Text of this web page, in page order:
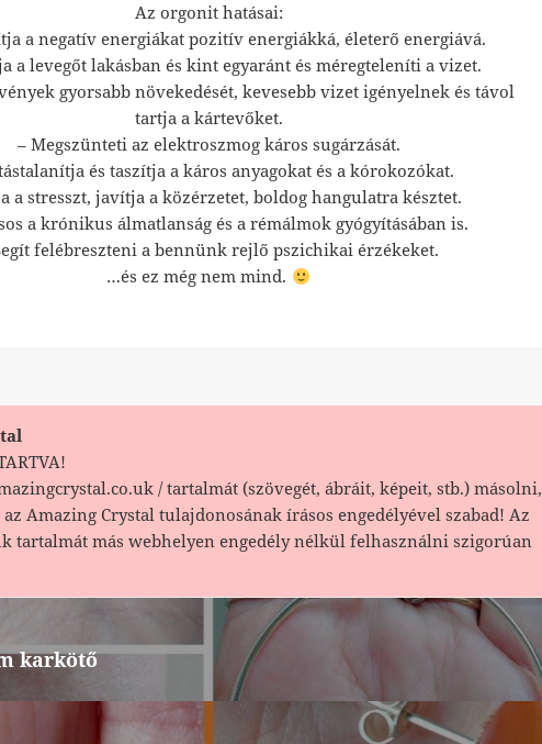
Az orgonit hatásai:
a negatív energiákat pozitív energiákká, életerő energiává.
a levegőt lakásban és kint egyaránt és méregteleníti a vizet.
gyorsabb növekedését, kevesebb vizet igényelnek és távol
tartja a kártevőket.
– Megszünteti az elektroszmog káros sugárzását.
és taszítja a káros anyagokat és a kórokozókat.
a stresszt, javítja a közérzetet, boldog hangulatra késztet.
a krónikus álmatlanság és a rémálmok gyógyításában is.
felébreszteni a bennünk rejlő pszichikai érzékeket.
…és ez még nem mind.
/ tartalmát (szövegét, ábráit, képeit, stb.) másolni,
Amazing Crystal tulajdonosának írásos engedélyével szabad! Az
tartalmát más webhelyen engedély nélkül felhasználni szigorúan
karkötő